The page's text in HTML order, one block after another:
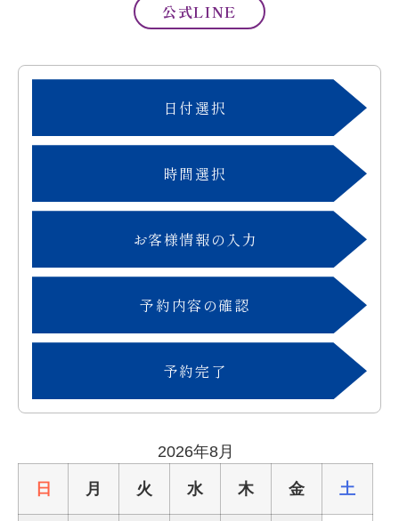
公式LINE
日付選択
時間選択
お客様情報の入力
予約内容の確認
予約完了
2026年8月
日 月 火 水 木 金 土